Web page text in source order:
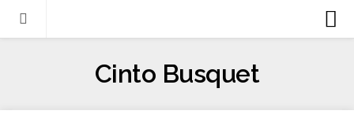
Llibres
Cinto Busquet